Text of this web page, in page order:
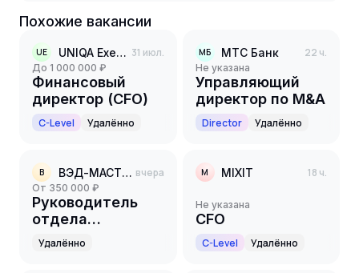
Похожие вакансии
UE UNIQA Executive Search 31 июл.
до 1 000 000 ₽
Финансовый
директор (CFO)
C-Level Удалённо
МБ МТС Банк 22 ч.
Не указана
Управляющий
директор по M&A
Director Удалённо
В ВЭД-МАСТЕР вчера
от 350 000 ₽
Руководитель
отдела
казначейства
Удалённо
M MIXIT 18 ч.
Не указана
CFO
C-Level Удалённо